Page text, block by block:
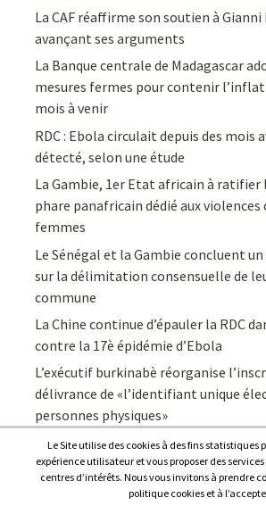
La CAF réaffirme son soutien à
avançant ses arguments
La Banque centrale de Madagascar
mesures fermes pour contenir
mois à venir
RDC : Ebola circulait depuis des mois
détecté, selon une étude
La Gambie, 1er Etat africain à
phare panafricain dédié aux
femmes
Le Sénégal et la Gambie concluent
sur la délimitation consensuelle de
commune
La Chine continue d’épauler la RDC
contre la 17è épidémie d’Ebola
L’exécutif burkinabè réorganise
délivrance de «l’identifiant unique
personnes physiques»
Le Site utilise des cookies à des fins statistiques
expérience utilisateur et vous proposer des
centres d’intérêts. Nous vous invitons à prendre
politique cookies et à